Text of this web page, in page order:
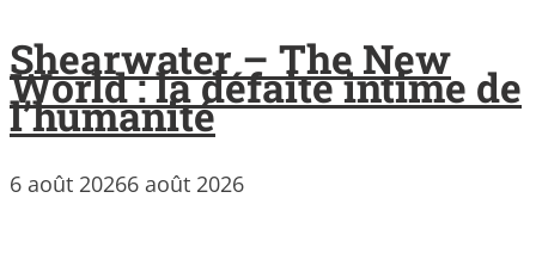
Shearwater – The New
World : la défaite intime de
l’humanité
6 août 20266 août 2026